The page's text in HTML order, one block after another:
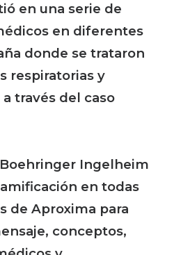
en una serie de
en diferentes
donde se trataron
respiratorias y
través del caso
Ingelheim
en todas
de Aproxima para
conceptos,